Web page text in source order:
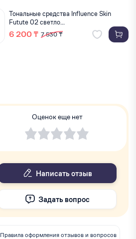
Тональные средства Influence Skin
Futute 02 светло...
6 200 ₸ 7 530 ₸
Оценок еще нет
Написать отзыв
Задать вопрос
Правила оформления отзывов и вопросов